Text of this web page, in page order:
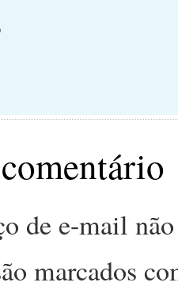
de e-mail
marcados